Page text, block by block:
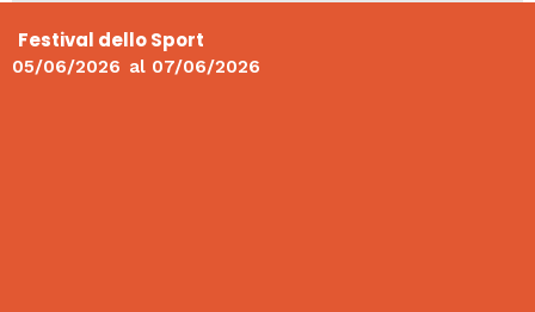
Festival dello Sport
05/06/2026 al 07/06/2026